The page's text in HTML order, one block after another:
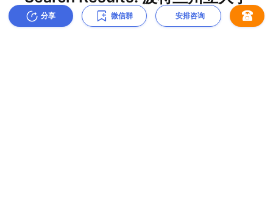
分享 微信群 安排咨询